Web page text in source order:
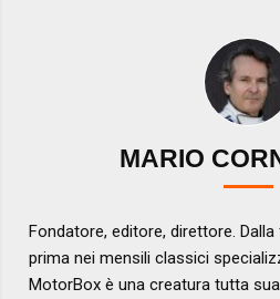
MARIO
Fondatore, editore, direttore.
prima nei mensili classici
MotorBox è una creatura tutta sua